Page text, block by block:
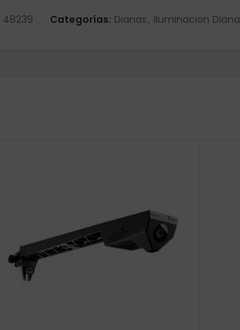
48239 Categorías: Dianas, Iluminacion Diana